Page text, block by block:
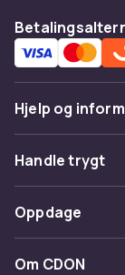
Hvis du
du sørge
Flere
modell til
Hjelp og
Vanlige
Spor pakke
Angre &
Kontakt oss
Handle trygt
Betaling
Levering
Oppdage
Kategorier
Om CDON